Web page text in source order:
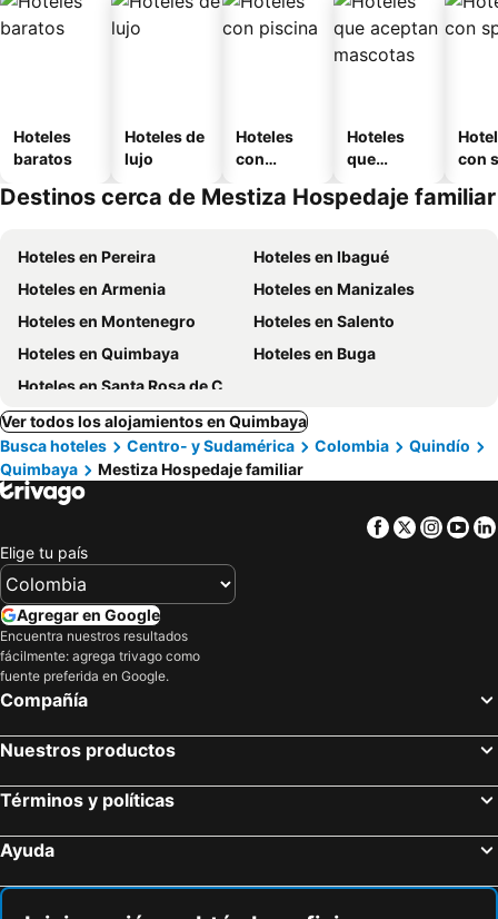
Hoteles
baratos
Hoteles de
lujo
Hoteles
con
Hoteles
que
mascotas
con
Destinos cerca de Mestiza Hospedaje familiar
Hoteles en Pereira
Hoteles en Ibagué
Hoteles en Armenia
Hoteles en Manizales
Hoteles en Montenegro
Hoteles en Salento
Hoteles en Quimbaya
Hoteles en Buga
Hoteles en Santa Rosa de Cabal
Ver todos los alojamientos en Quimbaya
Busca hoteles
Centro- y Sudamérica Colombia
Quindío
Quimbaya
Mestiza Hospedaje familiar
Facebook
Twitter
Elige tu país
Agregar en Google
Encuentra nuestros resultados
fácilmente: agrega trivago como
fuente preferida en Google.
Compañía
Nuestros productos
Términos y políticas
Ayuda